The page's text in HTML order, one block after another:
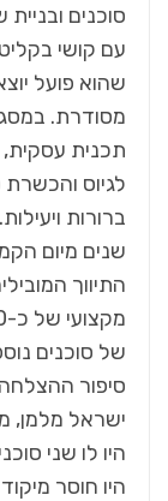
סוכנים
עם קושי
שהוא פועל
מסודרת.
תכנית עסקית,
לגיוס
ברורות
שנים מיום
התיווך
של סוכנים
סיפור
ישראל מלמן,
היו לו שני
היו חוסר